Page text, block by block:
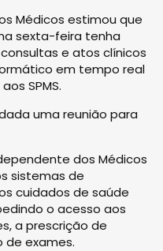
Médicos estimou que
sexta-feira tenha
e atos clínicos
em tempo real
SPMS.
uma reunião para
dos Médicos
sistemas de
cuidados de saúde
o acesso aos
a prescrição de
de exames.